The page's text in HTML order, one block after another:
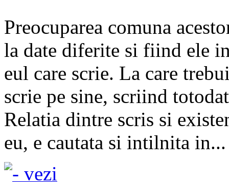
Preocuparea comuna
la date diferite si fiind ele
eul care scrie. La care
scrie pe sine, scriind
Relatia dintre scris si
eu, e cautata si intilnita in...